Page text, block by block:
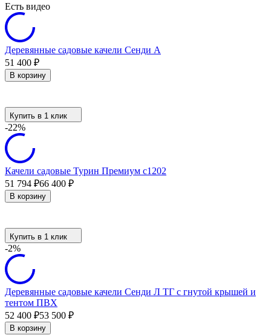
Есть видео
Деревянные садовые качели Сенди А
51 400 ₽
В корзину
Купить в 1 клик
-22%
Качели садовые Турин Премиум с1202
51 794 ₽66 400 ₽
В корзину
Купить в 1 клик
-2%
Деревянные садовые качели Сенди Л ТГ с гнутой крышей и
тентом ПВХ
52 400 ₽53 500 ₽
В корзину